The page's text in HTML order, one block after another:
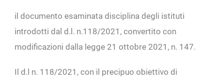
il documento esaminata disciplina degli istituti
introdotti dal d.l. n.118/2021, convertito con
modificazioni dalla legge 21 ottobre 2021, n. 147.
Il d.l n. 118/2021, con il precipuo obiettivo di